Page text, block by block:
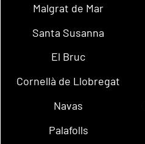
Malgrat de Mar
Santa Susanna
El Bruc
Cornellà de Llobregat
Navas
Palafolls